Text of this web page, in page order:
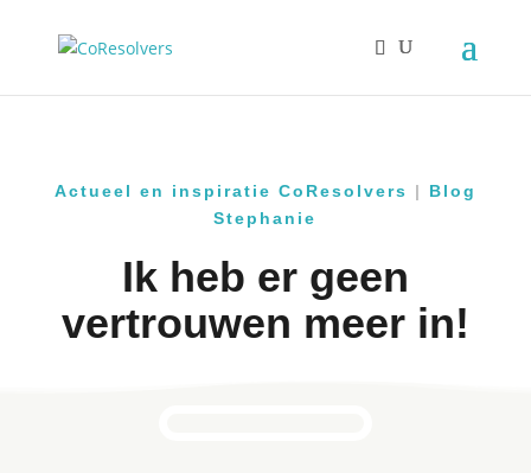
Actueel en inspiratie CoResolvers | Blog
Stephanie
Ik heb er geen
vertrouwen meer in!